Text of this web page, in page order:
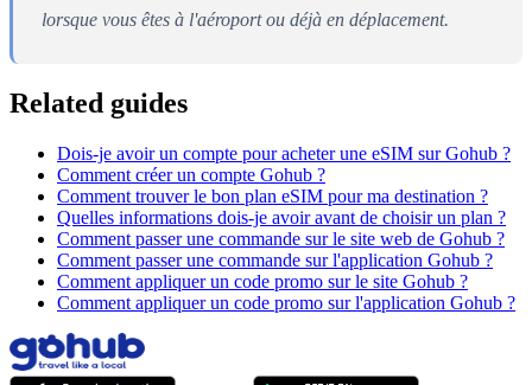
lorsque vous êtes à l'aéroport ou déjà en déplacement.
Related guides
Dois-je avoir un compte pour acheter une eSIM sur Gohub ?
Comment créer un compte Gohub ?
Comment trouver le bon plan eSIM pour ma destination ?
Quelles informations dois-je avoir avant de choisir un plan ?
Comment passer une commande sur le site web de Gohub ?
Comment passer une commande sur l'application Gohub ?
Comment appliquer un code promo sur le site Gohub ?
Comment appliquer un code promo sur l'application Gohub ?